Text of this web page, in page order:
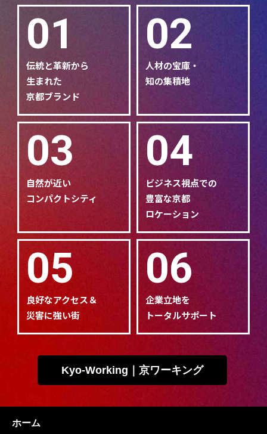
01
伝統と革新から
生まれた
京都ブランド
02
人材の宝庫・
知の集積地
03
自然が近い
コンパクトシティ
04
ビジネス視点での
豊富な京都
ロケーション
05
良好なアクセス＆
災害に強い街
06
企業立地を
トータルサポート
Kyo-Working｜京ワーキング
ホーム